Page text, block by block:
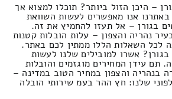
– היכן הזול ביותר? תוכלו למצוא אך
אנו מאפשרים לעשות השוואת
בגורן – אל תעזו להחמיץ את זה.
נהריה והצפון – עלות הובלות קטנות
לכל השאלות הללו ממתין לכם באתר.
אשרו למובילים שלנו לעשות
עידן המחירים מוגזמים והובלות
בנהריה והצפון במחיר הטוב במדינה –
שלנו: חץ ההר בעמ שירותי הובלה